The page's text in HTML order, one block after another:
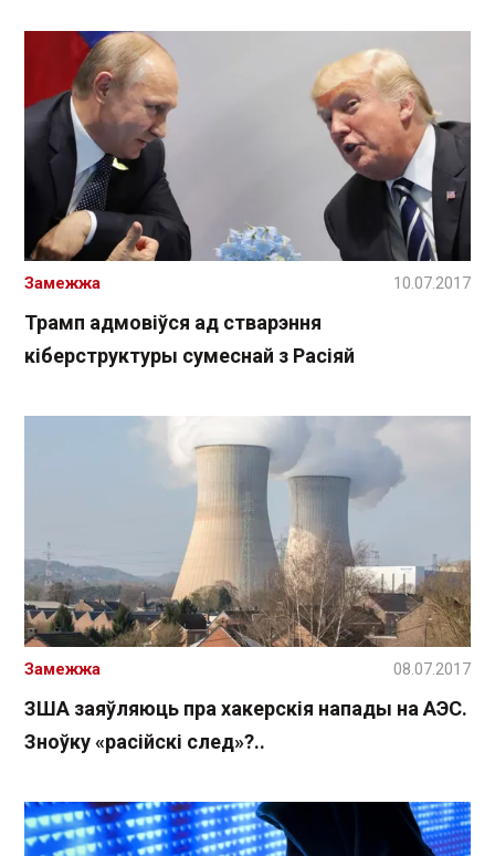
Трамп адмовіўся ад стварэння
кіберструктуры сумеснай з Расіяй
Замежжа 10.07.2017
ЗША заяўляюць пра хакерскія напады на АЭС.
Зноўку «расійскі след»?..
Замежжа 08.07.2017